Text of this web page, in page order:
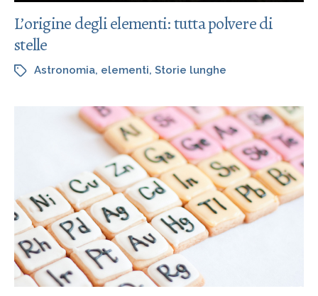
L’origine degli elementi: tutta polvere di
stelle
Astronomia, elementi, Storie lunghe